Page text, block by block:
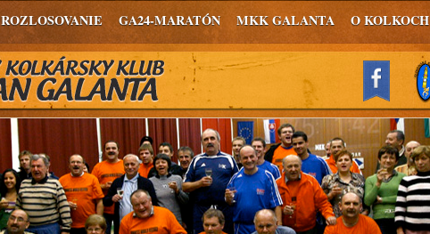
ROZLOSOVANIE GA24-MARATÓN MKK GALANTA O KOLKOCH